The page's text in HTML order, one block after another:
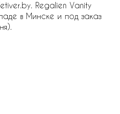
Regalien Vanity
в Минске и под заказ